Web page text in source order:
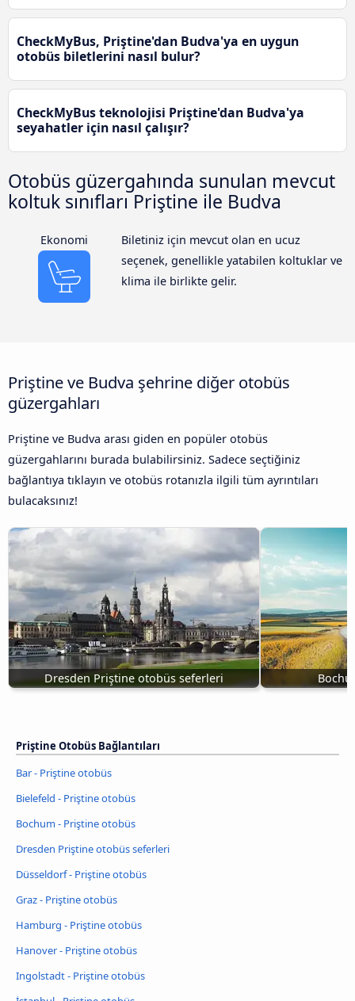
CheckMyBus, Priştine'dan Budva'ya en uygun
otobüs biletlerini nasıl bulur?
CheckMyBus teknolojisi Priştine'dan Budva'ya
seyahatler için nasıl çalışır?
Otobüs güzergahında sunulan mevcut
koltuk sınıfları Priştine ile Budva
Ekonomi
Biletiniz için mevcut olan en ucuz
seçenek, genellikle yatabilen koltuklar ve
klima ile birlikte gelir.
Priştine ve Budva şehrine diğer otobüs
güzergahları
Priştine ve Budva arası giden en popüler otobüs
güzergahlarını burada bulabilirsiniz. Sadece seçtiğiniz
bağlantıya tıklayın ve otobüs rotanızla ilgili tüm ayrıntıları
bulacaksınız!
Dresden Priştine otobüs seferleri
Priştine Otobüs Bağlantıları
Bar - Priştine otobüs
Bielefeld - Priştine otobüs
Bochum - Priştine otobüs
Dresden Priştine otobüs seferleri
Düsseldorf - Priştine otobüs
Graz - Priştine otobüs
Hamburg - Priştine otobüs
Hanover - Priştine otobüs
Ingolstadt - Priştine otobüs